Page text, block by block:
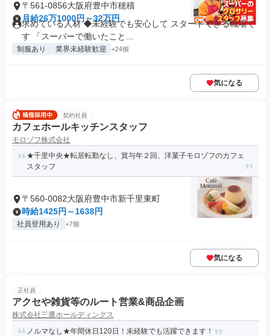
〒561-0856大阪府豊中市穂積
月給26万1000円～32万円
求めている人材 ◆未経験でも安心して スタートできる職場で
す 「スーパーで働いたこと...
制服あり 業界未経験歓迎 +24個
気になる
契約社員
カフェホールキッチンスタッフ
モロゾフ株式会社
★千里中央★転居転勤なし、賞与年２回、洋菓子モロゾフのカフェ
スタッフ
〒560-0082大阪府豊中市新千里東町
時給1425円～1638円
社員登用あり +7個
気になる
正社員
アクセや雑貨等のルート営業&商品企画
株式会社三鷹ホールディングス
ノルマなし★年間休日120日！未経験でも活躍できます！